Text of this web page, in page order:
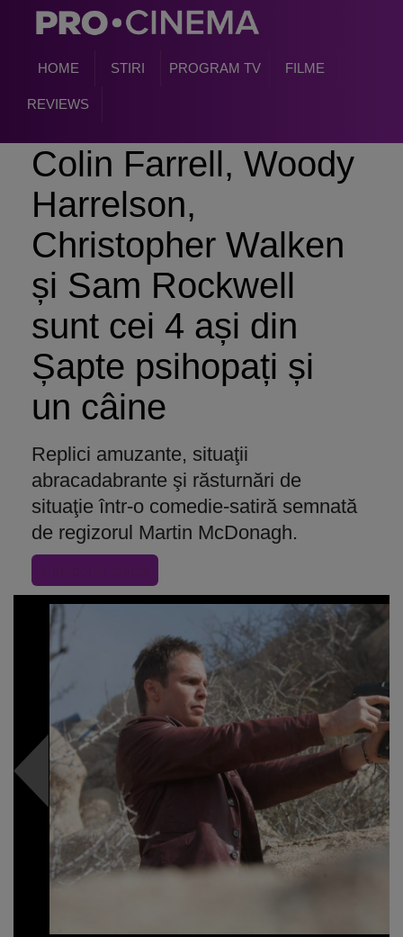
HOME STIRI PROGRAM TV FILME
REVIEWS
Colin Farrell, Woody
Harrelson,
Christopher Walken
și Sam Rockwell
sunt cei 4 ași din
Șapte psihopați și
un câine
Replici amuzante, situaţii
abracadabrante şi răsturnări de
situaţie într-o comedie-satiră semnată
de regizorul Martin McDonagh.